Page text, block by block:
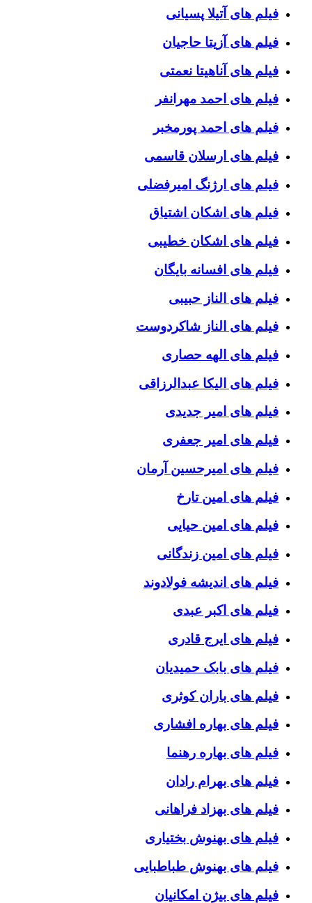
فیلم های آتیلا پسیانی
فیلم های آزیتا حاجیان
فیلم های آناهیتا نعمتی
فیلم های احمد مهرانفر
فیلم های احمد پورمخبر
فیلم های ارسلان قاسمی
فیلم های ارژنگ امیرفضلی
فیلم های اشکان اشتیاق
فیلم های اشکان خطیبی
فیلم های افسانه بایگان
فیلم های الناز حبیبی
فیلم های الناز شاکردوست
فیلم های الهه حصاری
فیلم های الیکا عبدالرزاقی
فیلم های امیر جدیدی
فیلم های امیر جعفری
فیلم های امیرحسین آرمان
فیلم های امین تارخ
فیلم های امین حیایی
فیلم های امین زندگانی
فیلم های اندیشه فولادوند
فیلم های اکبر عبدی
فیلم های ایرج قادری
فیلم های بابک حمیدیان
فیلم های باران کوثری
فیلم های بهاره افشاری
فیلم های بهاره رهنما
فیلم های بهرام رادان
فیلم های بهزاد فراهانی
فیلم های بهنوش بختیاری
فیلم های بهنوش طباطبایی
فیلم های بیژن امکانیان